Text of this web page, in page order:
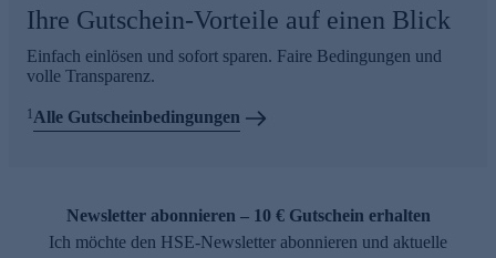
Ihre Gutschein-Vorteile auf einen Blick
Einfach einlösen und sofort sparen. Faire Bedingungen und
volle Transparenz.
1 Alle Gutscheinbedingungen
Newsletter abonnieren – 10 € Gutschein erhalten
Ich möchte den HSE-Newsletter abonnieren und aktuelle